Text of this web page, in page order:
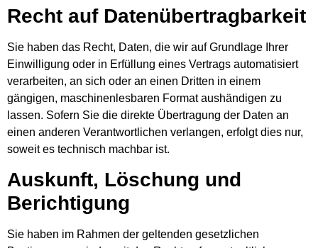
Recht auf Daten­übertrag­barkeit
Sie haben das Recht, Daten, die wir auf Grundlage Ihrer
Einwilligung oder in Erfüllung eines Vertrags automatisiert
verarbeiten, an sich oder an einen Dritten in einem
gängigen, maschinenlesbaren Format aushändigen zu
lassen. Sofern Sie die direkte Übertragung der Daten an
einen anderen Verantwortlichen verlangen, erfolgt dies nur,
soweit es technisch machbar ist.
Auskunft, Löschung und
Berichtigung
Sie haben im Rahmen der geltenden gesetzlichen